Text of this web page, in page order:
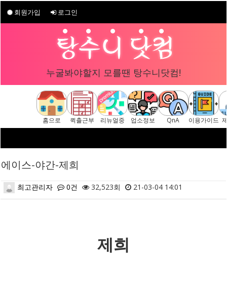
회원가입 로그인
누굴봐야할지 모를땐 탕수니닷컴!
홈으로 퀵출근부 리뉴얼중 업소정보 QnA 이용가이드
에이스-야간-제희
최고관리자 0건 32,523회 21-03-04 14:01
제희